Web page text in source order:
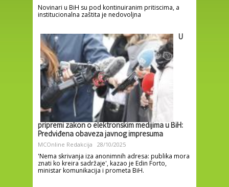
Novinari u BiH su pod kontinuiranim pritiscima, a
institucionalna zaštita je nedovoljna
U
pripremi zakon o elektronskim medijima u BiH:
Predviđena obaveza javnog impresuma
MCOnline Redakcija 28/10/2025
'Nema skrivanja iza anonimnih adresa: publika mora
znati ko kreira sadržaje', kazao je Edin Forto,
ministar komunikacija i prometa BiH.